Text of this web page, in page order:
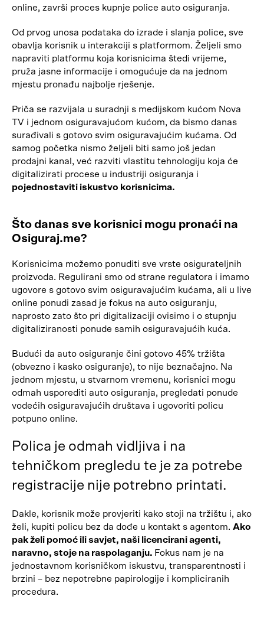
online, završi proces kupnje police auto osiguranja.
Od prvog unosa podataka do izrade i slanja police, sve
obavlja korisnik u interakciji s platformom. Željeli smo
napraviti platformu koja korisnicima štedi vrijeme,
pruža jasne informacije i omogućuje da na jednom
mjestu pronađu najbolje rješenje.
Priča se razvijala u suradnji s medijskom kućom Nova
TV i jednom osiguravajućom kućom, da bismo danas
surađivali s gotovo svim osiguravajućim kućama. Od
samog početka nismo željeli biti samo još jedan
prodajni kanal, već razviti vlastitu tehnologiju koja će
digitalizirati procese u industriji osiguranja i
pojednostaviti iskustvo korisnicima.
Što danas sve korisnici mogu pronaći na
Osiguraj.me?
Korisnicima možemo ponuditi sve vrste osigurateljnih
proizvoda. Regulirani smo od strane regulatora i imamo
ugovore s gotovo svim osiguravajućim kućama, ali u live
online ponudi zasad je fokus na auto osiguranju,
naprosto zato što pri digitalizaciji ovisimo i o stupnju
digitaliziranosti ponude samih osiguravajućih kuća.
Budući da auto osiguranje čini gotovo 45% tržišta
(obvezno i kasko osiguranje), to nije beznačajno. Na
jednom mjestu, u stvarnom vremenu, korisnici mogu
odmah usporediti auto osiguranja, pregledati ponude
vodećih osiguravajućih društava i ugovoriti policu
potpuno online.
Polica je odmah vidljiva i na
tehničkom pregledu te je za potrebe
registracije nije potrebno printati.
Dakle, korisnik može provjeriti kako stoji na tržištu i, ako
želi, kupiti policu bez da dođe u kontakt s agentom. Ako
pak želi pomoć ili savjet, naši licencirani agenti,
naravno, stoje na raspolaganju. Fokus nam je na
jednostavnom korisničkom iskustvu, transparentnosti i
brzini – bez nepotrebne papirologije i kompliciranih
procedura.